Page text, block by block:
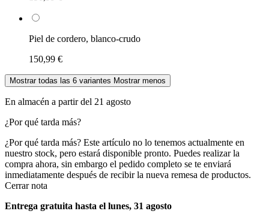
Piel de cordero, blanco-crudo
150,99 €
Mostrar todas las 6 variantes Mostrar menos
En almacén a partir del 21 agosto
¿Por qué tarda más?
¿Por qué tarda más? Este artículo no lo tenemos actualmente en
nuestro stock, pero estará disponible pronto. Puedes realizar la
compra ahora, sin embargo el pedido completo se te enviará
inmediatamente después de recibir la nueva remesa de productos.
Cerrar nota
Entrega gratuita hasta el lunes, 31 agosto